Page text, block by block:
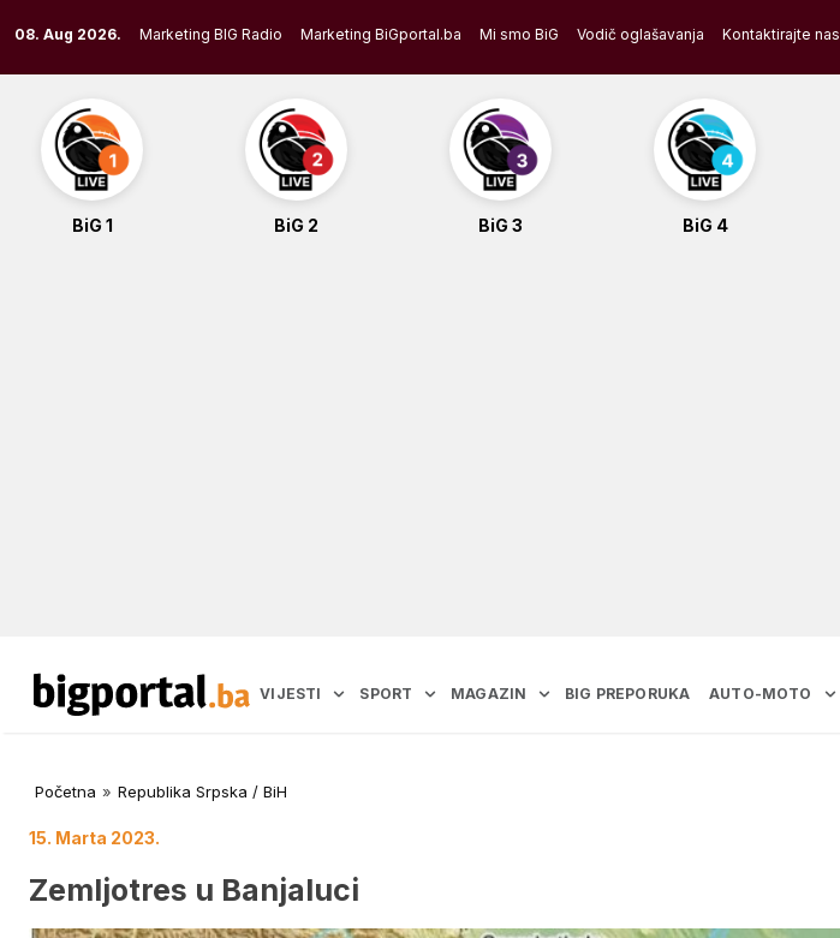
to
content
08. Aug 2026. Marketing BIG Radio Marketing BiGportal.ba Mi smo BiG Vodič oglašavanja Kontaktirajte nas
BiG 1 BiG 2 BiG 3 BiG 4
VIJESTI SPORT MAGAZIN BIG PREPORUKA AUTO-MOTO
Početna » Republika Srpska / BiH
15. Marta 2023.
Zemljotres u Banjaluci